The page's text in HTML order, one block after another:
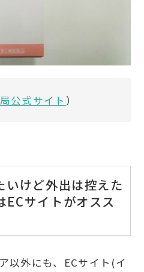
公式サイト ）
けど外出は控えた
サイトがオスス
以外にも、ECサイト(イ